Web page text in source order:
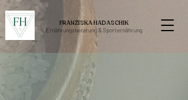
FRANZISKA HADASCHIK
Ernährungsberatung &Sporternährung